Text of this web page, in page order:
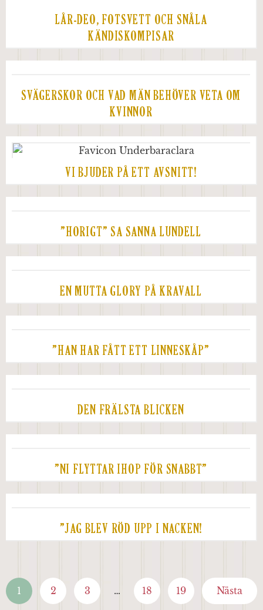
LÅR-DEO, FOTSVETT OCH SNÅLA
KÄNDISKOMPISAR
SVÄGERSKOR OCH VAD MÄN BEHÖVER VETA OM
KVINNOR
VI BJUDER PÅ ETT AVSNITT!
”HORIGT” SA SANNA LUNDELL
EN MUTTA GLORY PÅ KRAVALL
”HAN HAR FÅTT ETT LINNESKÅP”
DEN FRÄLSTA BLICKEN
”NI FLYTTAR IHOP FÖR SNABBT”
”JAG BLEV RÖD UPP I NACKEN!
1 2 3 … 18 19 Nästa